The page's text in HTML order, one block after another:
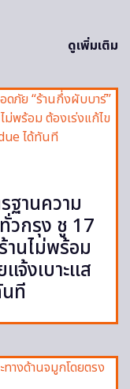
ดูเพิ่มเติม
ฐานความ
วกรุง ชู 17
นไม่พร้อม
จ้งเบาะแส
ที